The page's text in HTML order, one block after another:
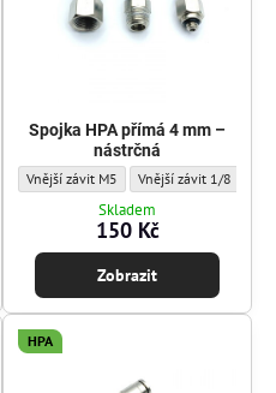
závitu:
mm – nástrčná - Typ závitu:
Spojka HPA přímá 6 mm – nástrčná -
Vnitřní závit 1/8 NPT
Spojka HPA přímá 4 mm –
nástrčná
Spojka HPA přímá 4 mm – nástrčná - Typ
Vnější závit M5 Spojka HPA přímá 4
Vnější závit 1/8 NPT
Skladem
150 Kč
Zobrazit
HPA